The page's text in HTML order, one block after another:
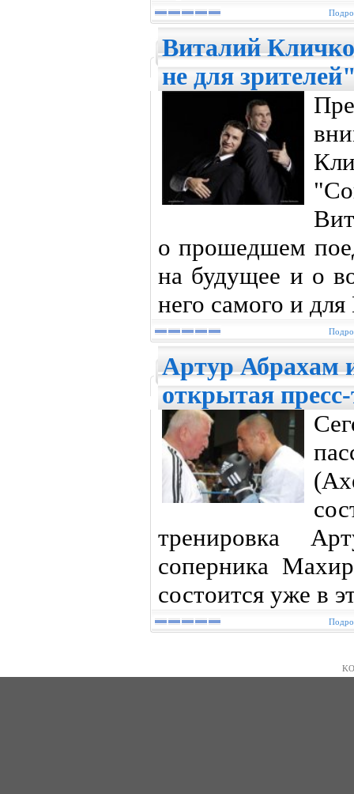
Виталий
не для
о прошедшем
на будущее и о
него самого и
Артур Абрахам
открытая
тренировка
соперника
состоится уже в